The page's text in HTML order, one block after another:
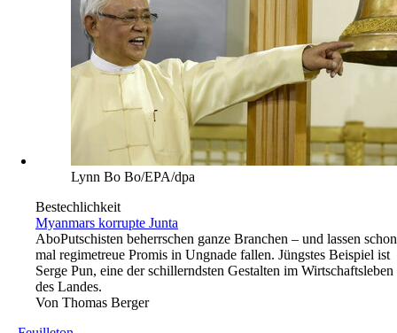
Lynn Bo Bo/EPA/dpa
Bestechlichkeit
Myanmars korrupte Junta
AboPutschisten beherrschen ganze Branchen – und lassen schon
mal regimetreue Promis in Ungnade fallen. Jüngstes Beispiel ist
Serge Pun, eine der schillerndsten Gestalten im Wirtschaftsleben
des Landes.
Von Thomas Berger